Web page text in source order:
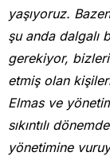
yaşıyoruz.
şu anda dalgalı
gerekiyor,
etmiş olan
Elmas ve
sıkıntılı
yönetimine